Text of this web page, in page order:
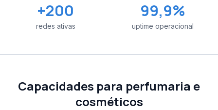
+200
redes ativas
99,9%
uptime operacional
Capacidades para perfumaria e
cosméticos